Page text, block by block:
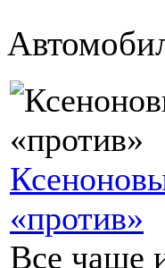
«против»
Все чаще